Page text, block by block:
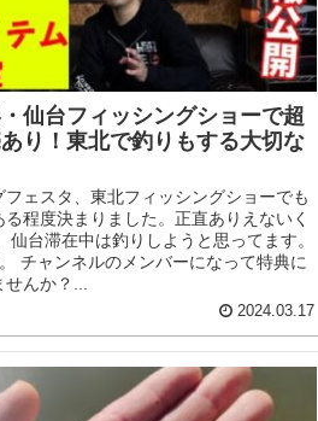
・仙台フィッシングショーで超
り！東北で釣りもする大切な
フェスタ、東北フィッシングショーでも
程度決まりました。正直ありえないく
仙台滞在中は釣りしようと思ってます。
チャンネルのメンバーになって特典に
せんか？...
2024.03.17